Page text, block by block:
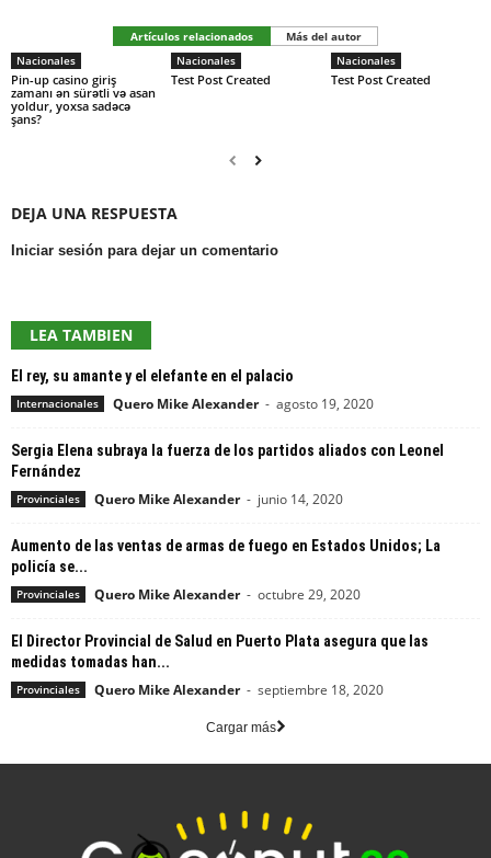
Artículos relacionados
Más del autor
Nacionales
Pin-up casino giriş
zamanı ən sürətli və asan
yoldur, yoxsa sadəcə
şans?
Nacionales
Test Post Created
Nacionales
Test Post Created
DEJA UNA RESPUESTA
Iniciar sesión para dejar un comentario
LEA TAMBIEN
El rey, su amante y el elefante en el palacio
Internacionales Quero Mike Alexander - agosto 19, 2020
Sergia Elena subraya la fuerza de los partidos aliados con Leonel
Fernández
Provinciales Quero Mike Alexander - junio 14, 2020
Aumento de las ventas de armas de fuego en Estados Unidos; La
policía se...
Provinciales Quero Mike Alexander - octubre 29, 2020
El Director Provincial de Salud en Puerto Plata asegura que las
medidas tomadas han...
Provinciales Quero Mike Alexander - septiembre 18, 2020
Cargar más